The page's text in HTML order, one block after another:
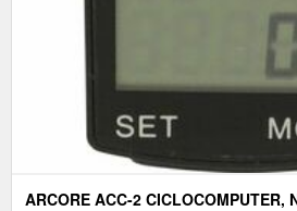
ARCORE ACC-2 CICLOCOMPUTER,